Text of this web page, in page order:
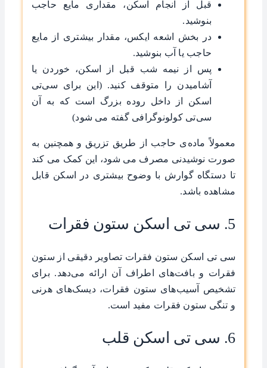
قبل از انجام اسکن، مقداری مایع حاجب
بنوشید.
در بخش اشعه ایکس، مقدار بیشتری از مایع
حاجب یا آب بنوشید.
پس از نیمه شب قبل از اسکن، خوردن یا
آشامیدن را متوقف کنید. (این برای سی‌تی
اسکن از داخل روده بزرگ است که به آن
سی‌تی کولونوگرافی گفته می شود)
معمولاً ماده‌ی حاجب از طریق تزریق و همچنین به
صورت نوشیدنی مصرف می شود، این کمک می کند
تا دستگاه گوارش با وضوح بیشتری در اسکن قابل
مشاهده باشد.
5. سی تی اسکن ستون فقرات
سی تی اسکن ستون فقرات تصاویر دقیقی از ستون
فقرات و بافت‌های اطراف آن ارائه می‌دهد. برای
تشخیص آسیب‌های ستون فقرات، دیسک‌های هرنی
و تنگی ستون فقرات مفید است.
6. سی تی اسکن قلب